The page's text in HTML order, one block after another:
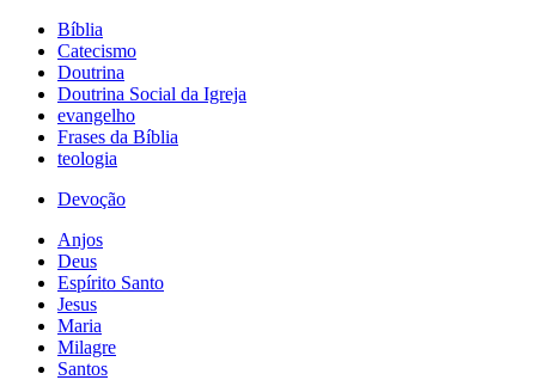
Bíblia
Catecismo
Doutrina
Doutrina Social da Igreja
evangelho
Frases da Bíblia
teologia
Devoção
Anjos
Deus
Espírito Santo
Jesus
Maria
Milagre
Santos